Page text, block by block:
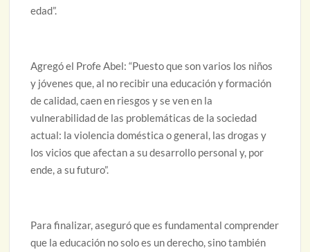
edad”.
Agregó el Profe Abel: “Puesto que son varios los niños
y jóvenes que, al no recibir una educación y formación
de calidad, caen en riesgos y se ven en la
vulnerabilidad de las problemáticas de la sociedad
actual: la violencia doméstica o general, las drogas y
los vicios que afectan a su desarrollo personal y, por
ende, a su futuro”.
Para finalizar, aseguró que es fundamental comprender
que la educación no solo es un derecho, sino también